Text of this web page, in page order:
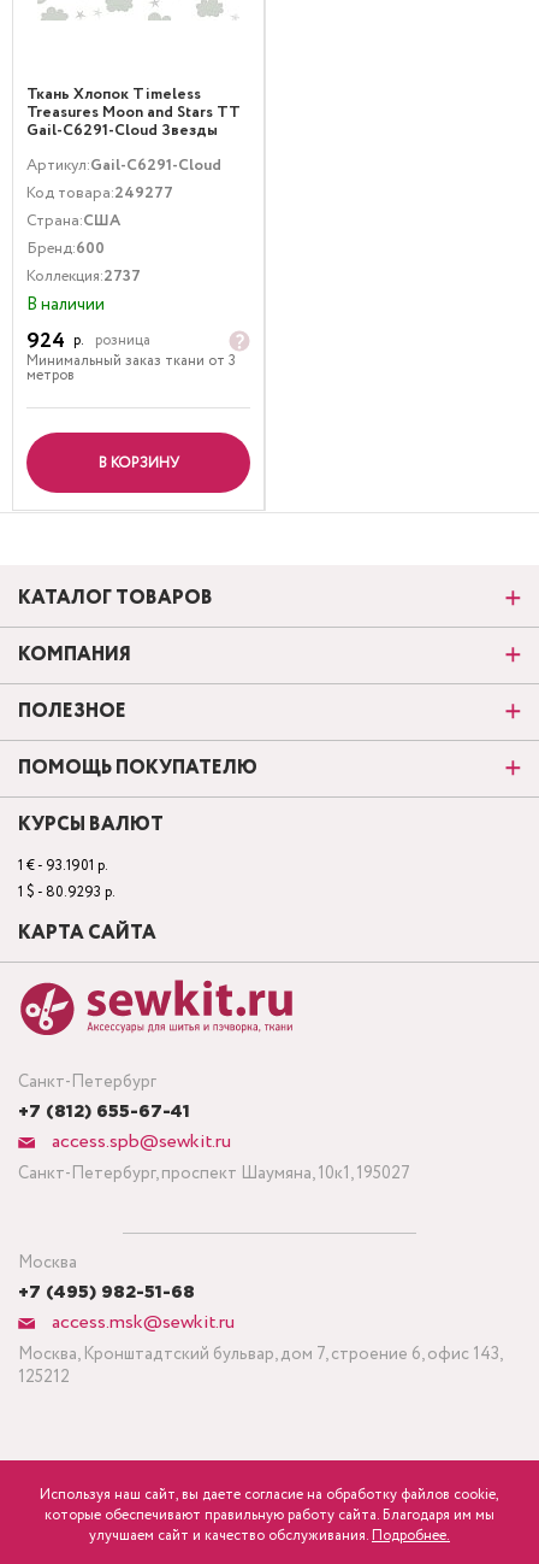
р. розница Минимальный заказ ткани от 3 метров
Ткань Хлопок Timeless
Treasures Moon and Stars TT
Gail-C6291-Cloud Звезды
Артикул:Gail-C6291-Cloud
Код товара:249277
Страна:США
Бренд:600
Коллекция:2737
В наличии
924 р.
розница
Минимальный заказ ткани от 3
метров
В КОРЗИНУ
Санкт-Петербург
+7 (812) 655-67-41
access.spb@sewkit.ru
Санкт-Петербург, проспект Шаумяна, 10к1, 195027
Москва
+7 (495) 982-51-68
access.msk@sewkit.ru
Москва, Кронштадтский бульвар, дом 7, строение 6, офис 143,
125212
КАТАЛОГ ТОВАРОВ
КОМПАНИЯ
ПОЛЕЗНОЕ
ПОМОЩЬ ПОКУПАТЕЛЮ
КУРСЫ ВАЛЮТ
1 € - 93.1901 р.
1 $ - 80.9293 р.
КАРТА САЙТА
ПОДПИСАТЬСЯ НА НОВОСТИ
Используя наш сайт, вы даете согласие на обработку файлов cookie,
которые обеспечивают правильную работу сайта. Благодаря им мы
улучшаем сайт и качество обслуживания. Подробнее.